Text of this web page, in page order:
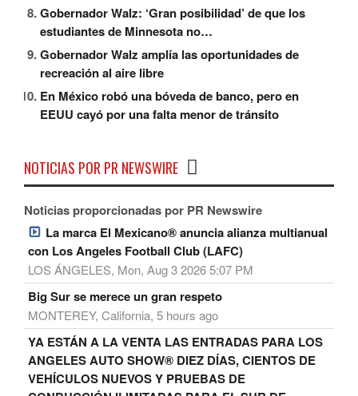
Gobernador Walz: ‘Gran posibilidad’ de que los
estudiantes de Minnesota no…
Gobernador Walz amplía las oportunidades de
recreación al aire libre
En México robó una bóveda de banco, pero en
EEUU cayó por una falta menor de tránsito
NOTICIAS POR PR NEWSWIRE
Noticias proporcionadas por PR Newswire
La marca El Mexicano® anuncia alianza multianual
con Los Angeles Football Club (LAFC)
LOS ÁNGELES, Mon, Aug 3 2026 5:07 PM
Big Sur se merece un gran respeto
MONTEREY, California, 5 hours ago
YA ESTÁN A LA VENTA LAS ENTRADAS PARA LOS
ANGELES AUTO SHOW® DIEZ DÍAS, CIENTOS DE
VEHÍCULOS NUEVOS Y PRUEBAS DE